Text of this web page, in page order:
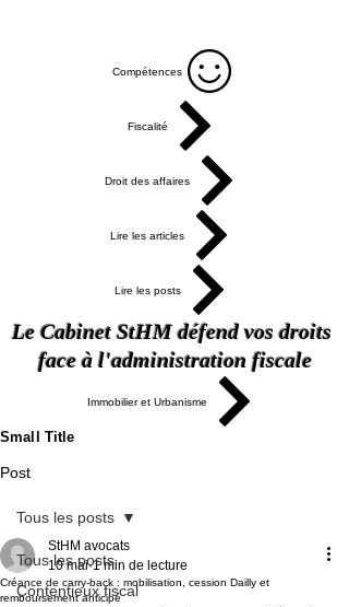
Compétences
Fiscalité
Droit des affaires
Lire les articles
Lire les posts
Le Cabinet StHMdéfend vos droits
face à l'administration fiscale
Immobilier et Urbanisme
Small Title
Post
Tous les posts
Contentieux fiscal
Tous les posts
Créance de carry-back : mobilisation, cession Dailly et
remboursement anticipé
StHM avocats
10 mai 1 min de lecture